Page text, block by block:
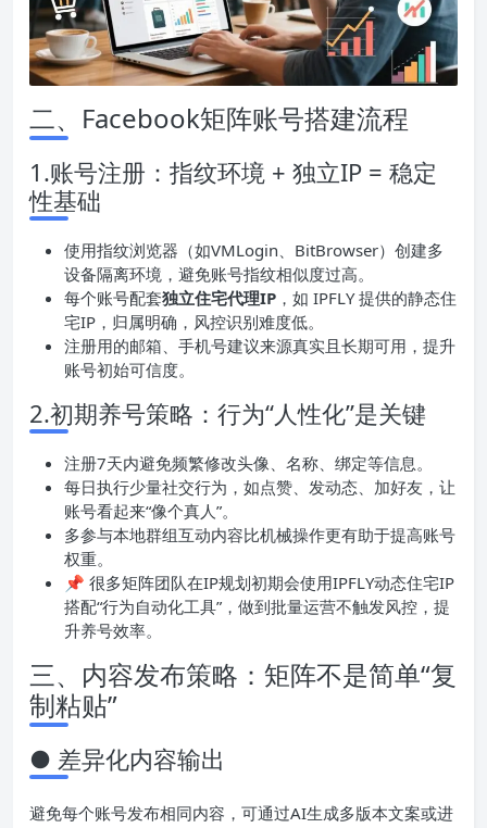
二、Facebook矩阵账号搭建流程
1.账号注册：指纹环境 + 独立IP = 稳定
性基础
使用指纹浏览器（如VMLogin、BitBrowser）创建多
设备隔离环境，避免账号指纹相似度过高。
每个账号配套独立住宅代理IP ，如 IPFLY 提供的静态住
宅IP，归属明确，风控识别难度低。
注册用的邮箱、手机号建议来源真实且长期可用，提升
账号初始可信度。
2.初期养号策略：行为“人性化”是关键
注册7天内避免频繁修改头像、名称、绑定等信息。
每日执行少量社交行为，如点赞、发动态、加好友，让
账号看起来“像个真人”。
多参与本地群组互动内容比机械操作更有助于提高账号
权重。
📌 很多矩阵团队在IP规划初期会使用IPFLY动态住宅IP
搭配“行为自动化工具”，做到批量运营不触发风控，提
升养号效率。
三、内容发布策略：矩阵不是简单“复
制粘贴”
● 差异化内容输出
避免每个账号发布相同内容，可通过AI生成多版本文案或进